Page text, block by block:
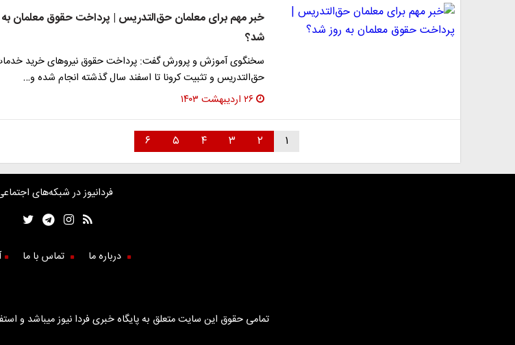
خبر مهم برای معلمان حق‌التدریس | پرداخت حقوق معلمان به
شد؟
سخنگوی آموزش و پرورش گفت: پرداخت حقوق نیروهای خرید
حق‌التدریس و تثبیت کرونا تا اسفند سال گذشته انجام شده و…
۲۶ اردیبهشت ۱۴۰۳
۱ ۲ ۳ ۴ ۵ ۶
فردانیوز در شبکه‌های
درباره ما تماس با ما
تمامی حقوق این سایت متعلق به پایگاه خبری فردا نیوز میباشد و